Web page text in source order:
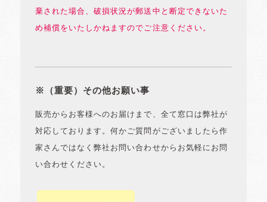
棄された場合、破損状況が郵送中と断定できないた
め補償をいたしかねますのでご注意ください。
※（重要）その他お願い事
販売からお客様へのお届けまで、全て窓口は弊社が
対応しております。何かご質問がございましたら作
家さんではなく弊社お問い合わせからお気軽にお問
い合わせください。